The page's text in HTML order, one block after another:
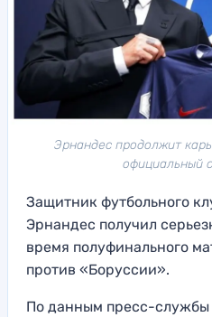
Эрнандес продолжит
официальный
Защитник футбольного
Эрнандес получил
время полуфинального
против «Боруссии».
По данным пресс-службы